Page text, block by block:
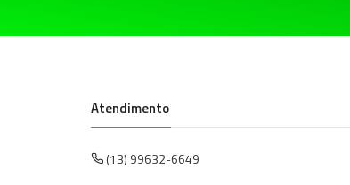
Atendimento
(13) 99632-6649